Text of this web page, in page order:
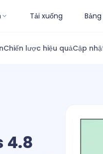
Tải xuống
Chiến lược hiệu quảCập
4.8